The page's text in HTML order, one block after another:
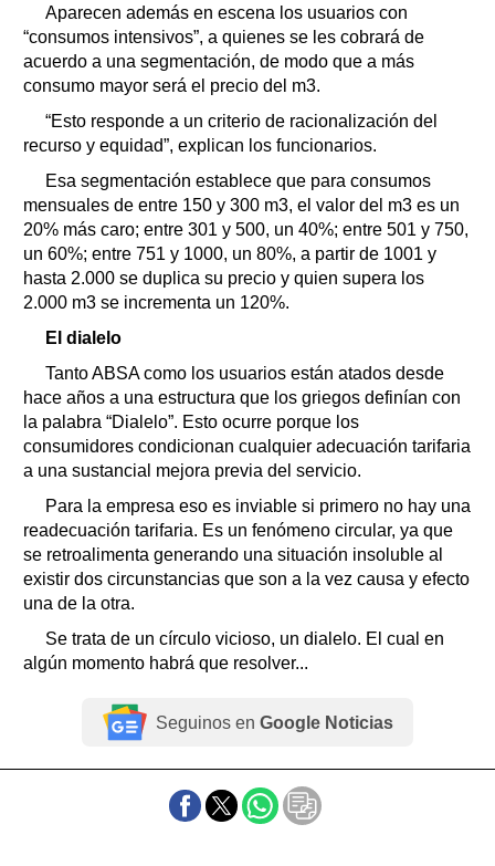
Aparecen además en escena los usuarios con
“consumos intensivos”, a quienes se les cobrará de
acuerdo a una segmentación, de modo que a más
consumo mayor será el precio del m3.
“Esto responde a un criterio de racionalización del
recurso y equidad”, explican los funcionarios.
Esa segmentación establece que para consumos
mensuales de entre 150 y 300 m3, el valor del m3 es un
20% más caro; entre 301 y 500, un 40%; entre 501 y 750,
un 60%; entre 751 y 1000, un 80%, a partir de 1001 y
hasta 2.000 se duplica su precio y quien supera los
2.000 m3 se incrementa un 120%.
El dialelo
Tanto ABSA como los usuarios están atados desde
hace años a una estructura que los griegos definían con
la palabra “Dialelo”. Esto ocurre porque los
consumidores condicionan cualquier adecuación tarifaria
a una sustancial mejora previa del servicio.
Para la empresa eso es inviable si primero no hay una
readecuación tarifaria. Es un fenómeno circular, ya que
se retroalimenta generando una situación insoluble al
existir dos circunstancias que son a la vez causa y efecto
una de la otra.
Se trata de un círculo vicioso, un dialelo. El cual en
algún momento habrá que resolver...
Seguinos en Google Noticias